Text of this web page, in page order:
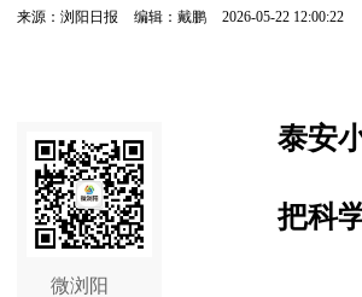
来源：浏阳日报 编辑：戴鹏 2026-05-22 12:00:22
微浏阳
泰安
把科